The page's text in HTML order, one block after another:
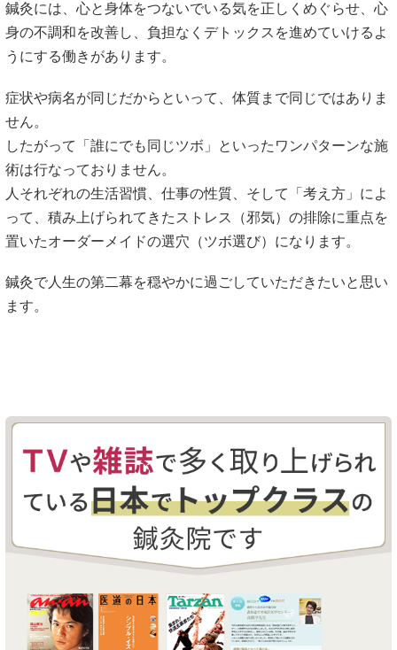
鍼灸には、心と身体をつないでいる気を正しくめぐらせ、心
身の不調和を改善し、負担なくデトックスを進めていけるよ
うにする働きがあります。
症状や病名が同じだからといって、体質まで同じではありま
せん。
したがって「誰にでも同じツボ」といったワンパターンな施
術は行なっておりません。
人それぞれの生活習慣、仕事の性質、そして「考え方」によ
って、積み上げられてきたストレス（邪気）の排除に重点を
置いたオーダーメイドの選穴（ツボ選び）になります。
鍼灸で人生の第二幕を穏やかに過ごしていただきたいと思い
ます。